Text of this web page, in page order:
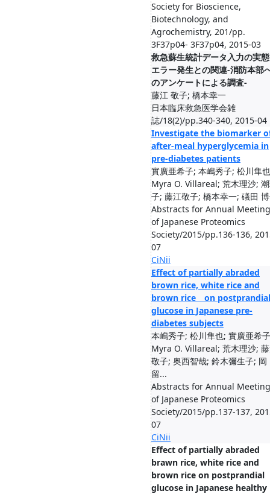
Society for Bioscience,
Biotechnology, and
Agrochemistry, 201/pp.
3F37p04- 3F37p04, 2015-03
救急蘇生統計データ入力の実
エラー発生との関連‐消防本部
のアンケートによる調査‐
藤江 敬子; 橋本幸一
日本臨床救急医学会雑
誌/18(2)/pp.340-340, 2015-04
Investigate the biomarker
after-meal hyperglycemia in
pre-diabetes patients
實廣亜希子; 本嶋秀子; 松川隼
Myra O. Villareal; 荒木理沙;
子; 藤江敬子; 橋本幸一; 礒田
Abstracts for Annual Meeting
of Japanese Proteomics
Society/2015/pp.136-136,
07
CiNii
Effect of partially abraded
brown rice, white rice and
brown rice on postprandial
glucose in Japanese pre-
diabetes subjects
本嶋秀子; 松川隼也; 實廣亜希
Myra O. Villareal; 荒木理沙;
敬子; 奥西智哉; 鈴木彌生子; 岡
留...
Abstracts for Annual Meeting
of Japanese Proteomics
Society/2015/pp.137-137,
07
CiNii
Effect of partially abraded
brawn rice, white rice and
brown rice on postprandial
glucose in Japanese healthy